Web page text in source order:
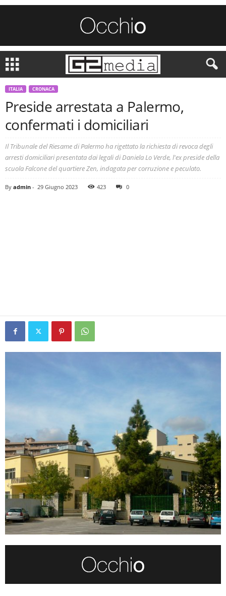
ITALIA CRONACA
Preside arrestata a Palermo,
confermati i domiciliari
Il Tribunale del Riesame di Palermo ha rigettato la richiesta di revoca degli
arresti domiciliari presentata dai legali di Daniela Lo Verde, l'ex preside della
scuola Falcone del quartiere Zen, indagata per corruzione e peculato.
By admin - 29 Giugno 2023 423 0